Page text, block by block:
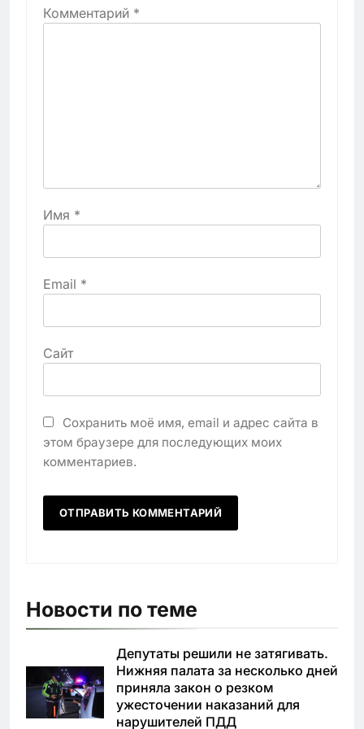
Комментарий *
Имя *
Email *
Сайт
Сохранить моё имя, email и адрес сайта в
этом браузере для последующих моих
комментариев.
Новости по теме
Депутаты решили не затягивать.
Нижняя палата за несколько дней
приняла закон о резком
ужесточении наказаний для
нарушителей ПДД